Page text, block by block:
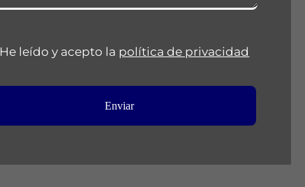
He leído y acepto la política de privacidad
Enviar